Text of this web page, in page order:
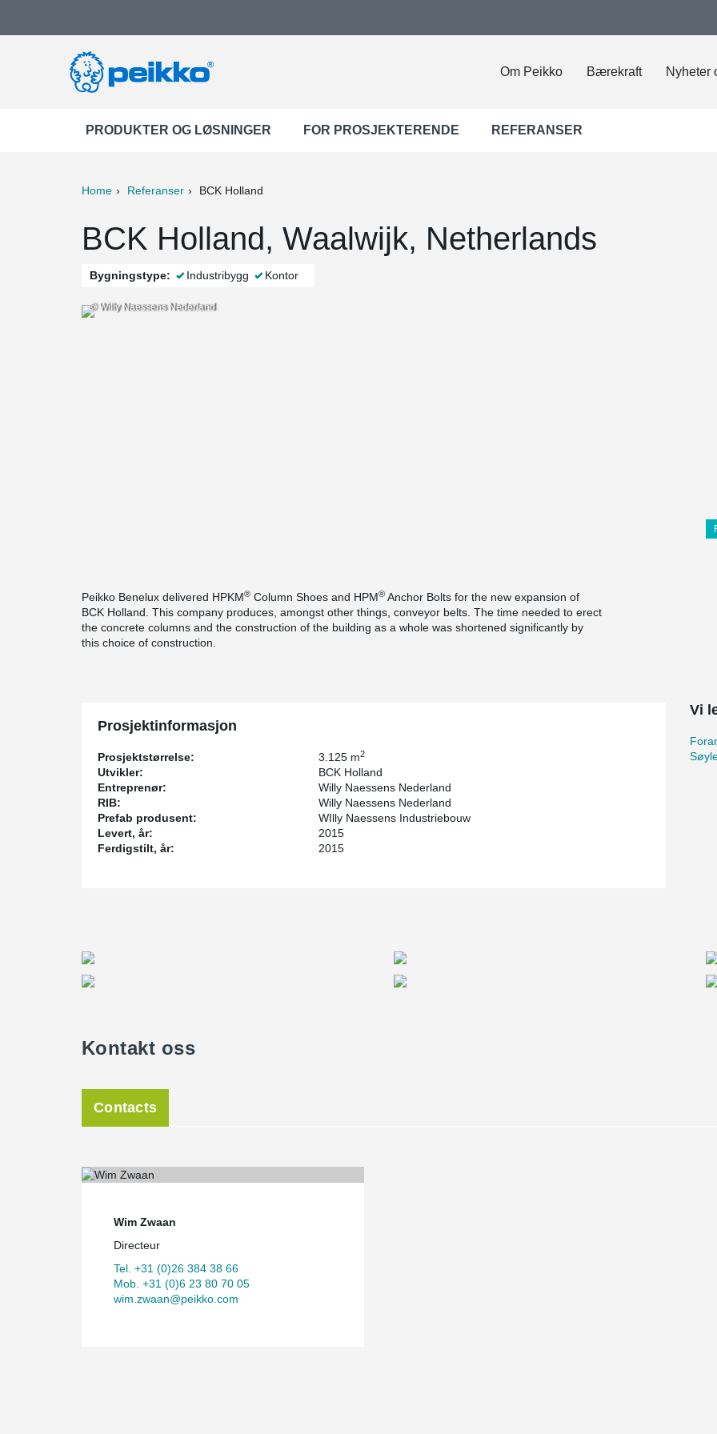
Om Peikko Bærekraft Nyheter
PRODUKTER OG LØSNINGER FOR PROSJEKTERENDE REFERANSER
Home Referanser BCK Holland
BCK Holland, Waalwijk, Netherlands
Bygningstype: Industribygg Kontor
© Willy Naessens Nederland
Peikko Benelux delivered HPKM® Column Shoes and HPM® Anchor Bolts for the new expansion of
BCK Holland. This company produces, amongst other things, conveyor belts. The time needed to erect
the concrete columns and the construction of the building as a whole was shortened significantly by
this choice of construction.
Prosjektinformasjon
Prosjektstørrelse: 3.125 m2
Utvikler:
BCK Holland
Entreprenør:
Willy Naessens Nederland
RIB:
Willy Naessens Nederland
Prefab produsent:
WIlly Naessens Industriebouw
Levert, år:
2015
Ferdigstilt, år:
2015
Vi
Kontakt oss
Contacts
Wim Zwaan
Directeur
Tel. +31 (0)26 384 38 66
Mob. +31 (0)6 23 80 70 05
wim.zwaan@peikko.com